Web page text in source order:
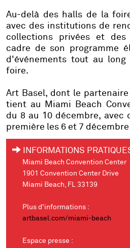
Au-delà des halls de la
avec des institutions de
collections privées et
cadre de son programme
d'événements tout au
foire.
Art Basel, dont le
tient au Miami Beach
du 8 au 10 décembre, avec
première les 6 et 7 décembre
INFORMATIONS
Miami Beach Convention Center
1901 Convention Center Drive
Miami Beach, FL 33139
Plus d'informations :
artbasel.com/miami-beach
Espace presse :